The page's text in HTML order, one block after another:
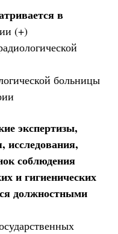
в
(+)
больницы
экспертизы,
исследования,
соблюдения
и гигиенических
должностными